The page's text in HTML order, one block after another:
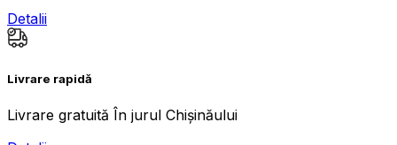
Detalii
Livrare rapidă
Livrare gratuită În jurul Chișinăului